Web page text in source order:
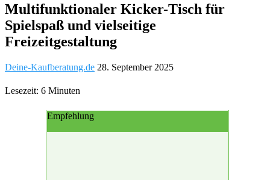
Multifunktionaler Kicker-Tisch für
Spielspaß und vielseitige
Freizeitgestaltung
Deine-Kaufberatung.de 28. September 2025
Lesezeit: 6 Minuten
Empfehlung